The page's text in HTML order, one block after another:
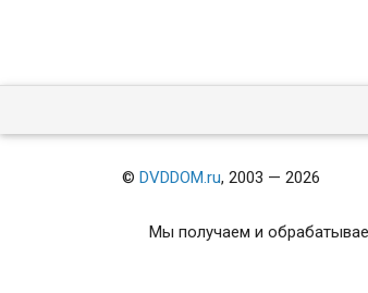
©DVDDOM.ru, 2003 — 2026
Мы получаем и